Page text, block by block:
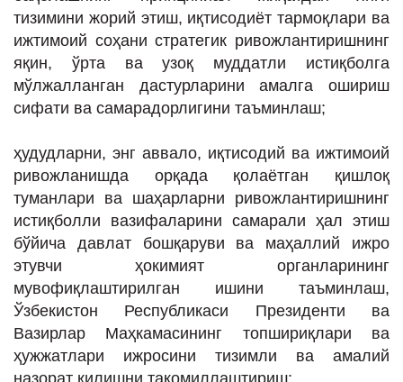
тизимини жорий этиш, иқтисодиёт тармоқлари ва
ижтимоий соҳани стратегик ривожлантиришнинг
яқин, ўрта ва узоқ муддатли истиқболга
мўлжалланган дастурларини амалга ошириш
сифати ва самарадорлигини таъминлаш;
ҳудудларни, энг аввало, иқтисодий ва ижтимоий
ривожланишда орқада қолаётган қишлоқ
туманлари ва шаҳарларни ривожлантиришнинг
истиқболли вазифаларини самарали ҳал этиш
бўйича давлат бошқаруви ва маҳаллий ижро
этувчи ҳокимият органларининг
мувофиқлаштирилган ишини таъминлаш,
Ўзбекистон Республикаси Президенти ва
Вазирлар Маҳкамасининг топшириқлари ва
ҳужжатлари ижросини тизимли ва амалий
назорат қилишни такомиллаштириш;